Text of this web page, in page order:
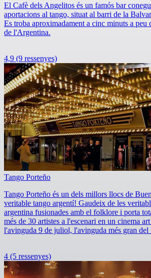
El Cafè dels Angelitos és un famós bar
aportacions al tango, situat al barri de la
Es troba aproximadament a cinc minuts a peu
de l'Argentina.
4,9 (9 ressenyes)
Tango Porteño
Tango Porteño és un dels millors llocs de
veritable tango argentí! Gaudeix de les
argentina fusionades amb el folklore i porta
més de 30 artistes a l'escenari en un cinema
l'avinguda 9 de juliol, l'avinguda més gran del
4 (5 ressenyes)